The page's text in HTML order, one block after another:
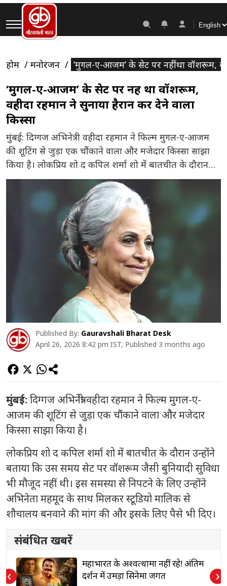
होम मनोरंजन ‘मुगल-ए-आजम’ के सेट पर नहीं था वॉशरूम,
‘मुगल-ए-आजम’ के सेट पर नहीं था वॉशरूम,
वहीदा रहमान ने सुनाया हैरान कर देने वाला
किस्सा
मुंबई: दिग्गज अभिनेत्री वहीदा रहमान ने फिल्म मुगल-ए-आजम
की शूटिंग से जुड़ा एक चौंकाने वाला और मजेदार किस्सा साझा
किया है। लोकप्रिय शो द कपिल शर्मा शो में बातचीत के दौरान
उन्होंने बताया कि उस समय सेट पर वॉशरूम जैसी बुनियादी
सुविधा भी मौजूद नहीं थी। इस समस्या से निपटने के लिए उन्होंने
अभिनेता महमूद […]
Published By: Gauravshali Bharat Desk
April 26, 2026 8:42 pm IST, Published 3 months ago
मुंबई: दिग्गज अभिनेत्रीवहीदा रहमानने फिल्ममुगल-ए-
आजमकी शूटिंग से जुड़ा एक चौंकाने वाला और मजेदार
किस्सा साझा किया है।
लोकप्रिय शोद कपिल शर्मा शोमें बातचीत के दौरान उन्होंने
बताया कि उस समय सेट पर वॉशरूम जैसी बुनियादी सुविधा
भी मौजूद नहीं थी। इस समस्या से निपटने के लिए उन्होंने
अभिनेतामहमूदके साथ मिलकर स्टूडियो मालिक से
शौचालय बनवाने की मांग की और इसके लिए पैसे भी दिए।
संबंधित खबरें
महाभारत के अश्वत्थामा नहीं रहे! अंतिम
दर्शन में उमड़ा सिनेमा जगत
‹ ›